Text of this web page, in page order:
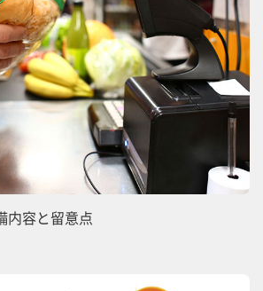
内容と留意点